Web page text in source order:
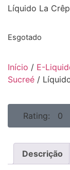
Líquido La
Esgotado
Início / E-
Sucreé /
Rating: 0
Descrição